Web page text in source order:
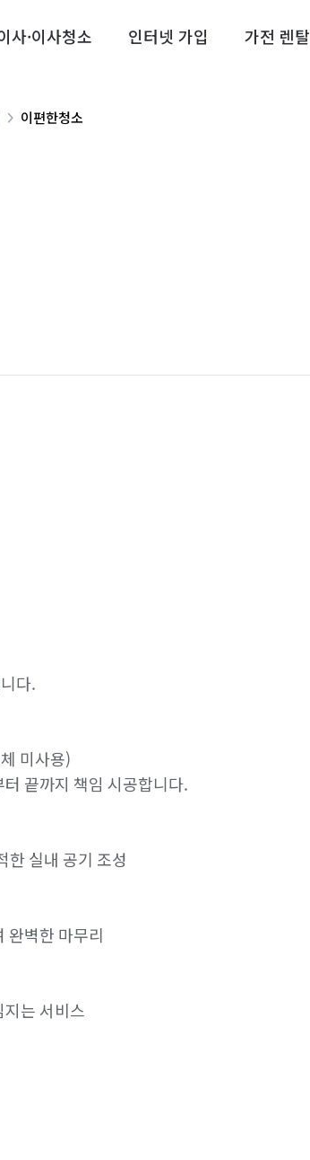
사·이사청소 인터넷 가입 가전 렌탈
이편한청소
다.
미사용)
끝까지 책임 시공합니다.
한 실내 공기 조성
완벽한 마무리
는 서비스